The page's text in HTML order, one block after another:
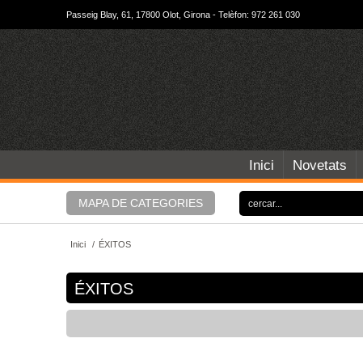
Passeig Blay, 61, 17800 Olot, Girona - Telèfon: 972 261 030
Inici Novetats
MAPA DE CATEGORIES
Inici / ÉXITOS
ÉXITOS